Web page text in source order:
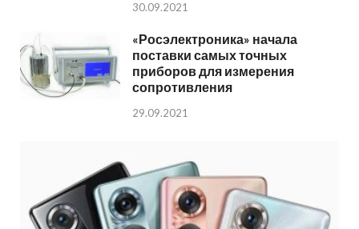
30.09.2021
«Росэлектроника» начала
поставки самых точных
приборов для измерения
сопротивления
29.09.2021